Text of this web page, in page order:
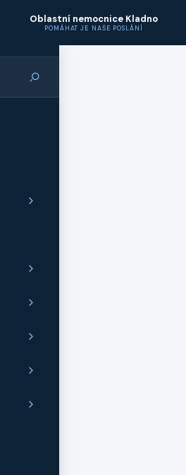
Oblastní nemocnice Kladno
POMÁHAT JE NAŠE POSLÁNÍ